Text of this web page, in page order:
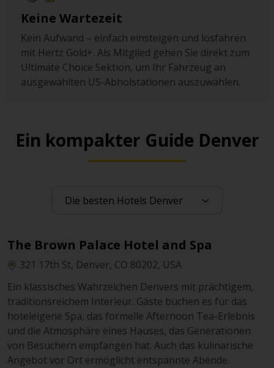
Keine Wartezeit
Kein Aufwand – einfach einsteigen und losfahren
mit Hertz Gold+. Als Mitglied gehen Sie direkt zum
Ultimate Choice Sektion, um Ihr Fahrzeug an
ausgewählten US-Abholstationen auszuwählen.
Ein kompakter Guide Denver
The Brown Palace Hotel and Spa
321 17th St, Denver, CO 80202, USA
Ein klassisches Wahrzeichen Denvers mit prächtigem,
traditionsreichem Interieur. Gäste buchen es für das
hoteleigene Spa, das formelle Afternoon Tea-Erlebnis
und die Atmosphäre eines Hauses, das Generationen
von Besuchern empfangen hat. Auch das kulinarische
Angebot vor Ort ermöglicht entspannte Abende.